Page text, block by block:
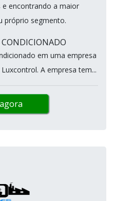
e encontrando a maior
próprio segmento.
em uma empresa
A empresa tem...